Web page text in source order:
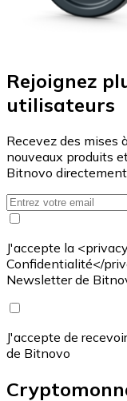
Rejoignez
utilisateurs
Recevez des mises
nouveaux produits
Bitnovo
J'accepte la
Confidentialité</
Newsletter de
J'accepte de
de Bitnovo